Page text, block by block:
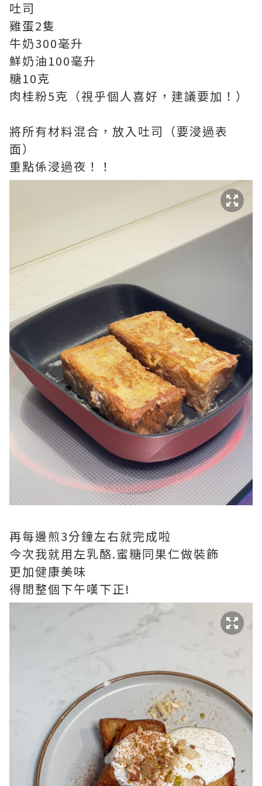
吐司
雞蛋2隻
牛奶300毫升
鮮奶油100毫升
糖10克
肉桂粉5克（視乎個人喜好，建議要加！）
將所有材料混合，放入吐司（要浸過表
面）
重點係浸過夜！！
再每邊煎3分鐘左右就完成啦
今次我就用左乳酪.蜜糖同果仁做裝飾
更加健康美味
得閒整個下午嘆下正!